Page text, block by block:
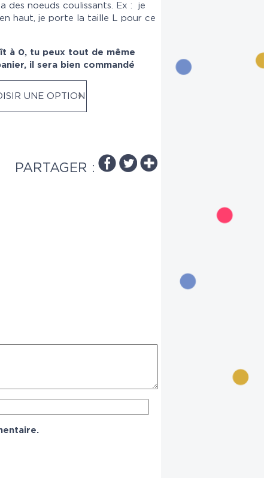
des noeuds coulissants. Ex : je
haut, je porte la taille L pour ce
à 0, tu peux tout de même
il sera bien commandé
UNE OPTION
PARTAGER :